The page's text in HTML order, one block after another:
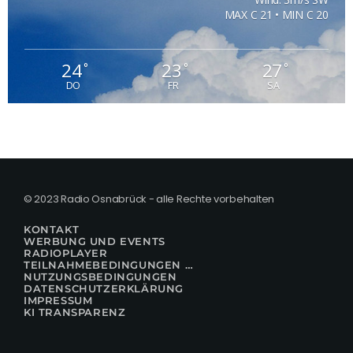
MAX C 21 • MIN C 20
24°
DO
23°
FR
27°
SA
© 2023 Radio Osnabrück - alle Rechte vorbehalten
KONTAKT
WERBUNG UND EVENTS
RADIOPLAYER
TEILNAHMEBEDINGUNGEN FÜR GEWINNSPIELE
NUTZUNGSBEDINGUNGEN
DATENSCHUTZERKLÄRUNG
IMPRESSUM
KI TRANSPARENZ